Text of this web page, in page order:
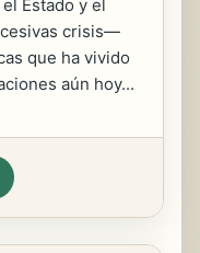
Estado y el
crisis—
que ha vivido
aún hoy...